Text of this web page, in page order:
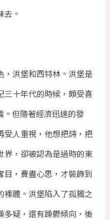
去。
，洪堡和西特林。洪堡是
三十年代的時候，頗受喜
。但隨著經濟迅速的發
受人重視，他想把詩，把
界，卻被認為是過時的東
目，費盡心思，才裝飾到
裸體。洪堡陷入了孤獨之
多疑，還有躁鬱傾向，後